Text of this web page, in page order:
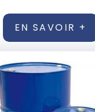
EN SAVOIR +